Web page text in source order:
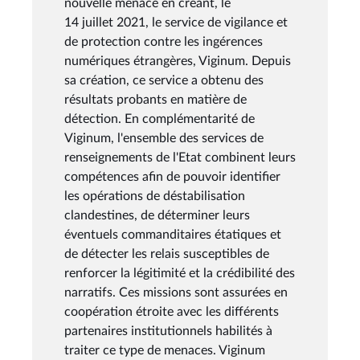
nouvelle menace en créant, le
14 juillet 2021, le service de vigilance et
de protection contre les ingérences
numériques étrangères, Viginum. Depuis
sa création, ce service a obtenu des
résultats probants en matière de
détection. En complémentarité de
Viginum, l'ensemble des services de
renseignements de l'Etat combinent leurs
compétences afin de pouvoir identifier
les opérations de déstabilisation
clandestines, de déterminer leurs
éventuels commanditaires étatiques et
de détecter les relais susceptibles de
renforcer la légitimité et la crédibilité des
narratifs. Ces missions sont assurées en
coopération étroite avec les différents
partenaires institutionnels habilités à
traiter ce type de menaces. Viginum